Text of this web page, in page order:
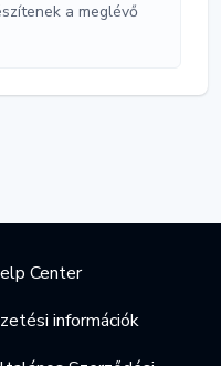
a meglévő
Center
információk